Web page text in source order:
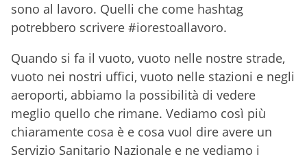
sono al lavoro. Quelli che come hashtag
potrebbero scrivere #iorestoallavoro.
Quando si fa il vuoto, vuoto nelle nostre strade,
vuoto nei nostri uffici, vuoto nelle stazioni e negli
aeroporti, abbiamo la possibilità di vedere
meglio quello che rimane. Vediamo così più
chiaramente cosa è e cosa vuol dire avere un
Servizio Sanitario Nazionale e ne vediamo i